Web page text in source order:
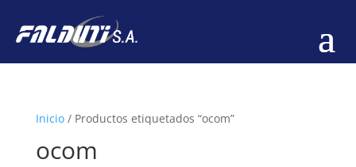
Inicio/ Productos etiquetados “ocom”
ocom